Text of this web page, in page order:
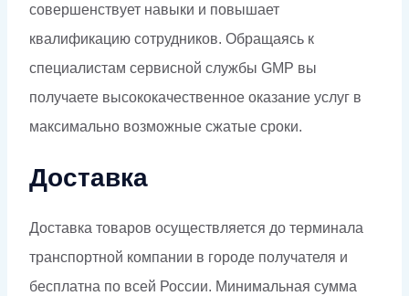
совершенствует навыки и повышает
квалификацию сотрудников. Обращаясь к
специалистам сервисной службы GMP вы
получаете высококачественное оказание услуг в
максимально возможные сжатые сроки.
Доставка
Доставка товаров осуществляется до терминала
транспортной компании в городе получателя и
бесплатна по всей России. Минимальная сумма